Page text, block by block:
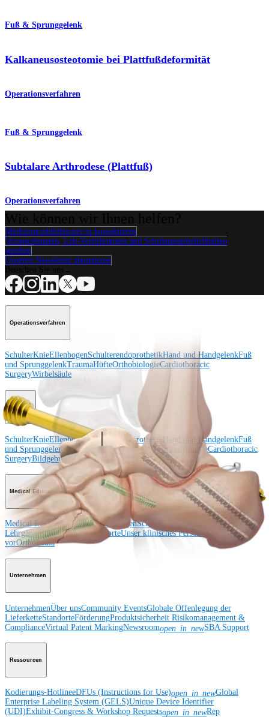
Fuß & Sprunggelenk
Kalkaneusosteotomie bei Plattfußdeformität
Operationsverfahren
Fuß & Sprunggelenk
Subtalare Arthrodese (Plattfuß)
Operationsverfahren
Medizinproduktberater:in kontaktieren
Veranstaltungen, Lab-Vorführungen und Schulungsmöglichkeiten
ansehen
Unseren Newsletter abonnieren
Operationsverfahren
SchulterKnieEllenbogenSchulterendoprothetikHand und HandgelenkFuß
und SprunggelenkTraumaHüfteOrthobiologieCardiothoracic
SurgeryWirbelsäule
Produkt
SchulterKnieEllenbogenSchulterendoprothetikHand und HandgelenkFuß
und SprunggelenkHüfteOrthobiologie Herz-ThoraxchirurgieCardiothoracic
SurgeryBildgebung & Resektion
Medical Education
Medical Education KursbeschreibungenSchulungen &
LehrgängeArthroLab™-StandorteUnser klinisches Personal stellt sich
vorOrthoPedia
Unternehmen
UnternehmenÜber unsCommunity EventsGlobale Offenlegung der
LieferketteStandorteFörderungProduktsicherheit Risikomanagement &
ComplianceVirtual Patent MarkingNewsroomopen_in_newSBA Support
Ressourcen
Kodierungs-HotlineeDFUs (Instructions for Use)open_in_newGlobal
Enterprise Labeling System (GELS)Unique Device Identifier
(UDI)Exhibit-Congress & Workshop Requestsopen_in_newRep